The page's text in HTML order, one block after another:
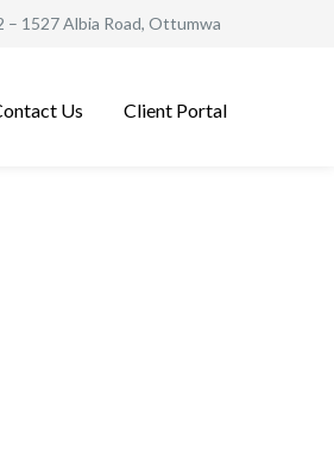
– 1527 Albia Road, Ottumwa
Us Client Portal